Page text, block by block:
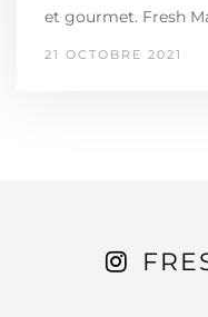
et gourmet. Fresh
21 OCTOBRE 2021